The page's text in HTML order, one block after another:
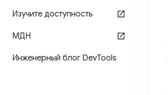
Изучите доступность
МДН
Инженерный блог DevTools